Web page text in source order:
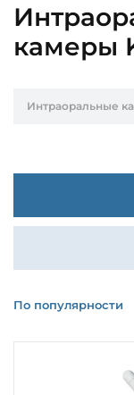
камеры
Интраоральные
По популярности